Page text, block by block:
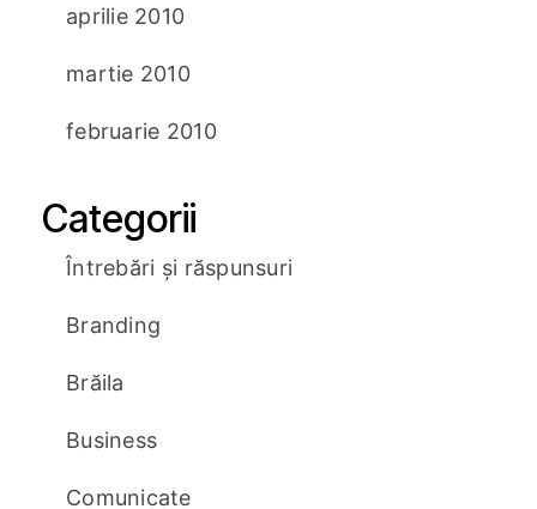
aprilie 2010
martie 2010
februarie 2010
Categorii
Întrebări și răspunsuri
Branding
Brăila
Business
Comunicate